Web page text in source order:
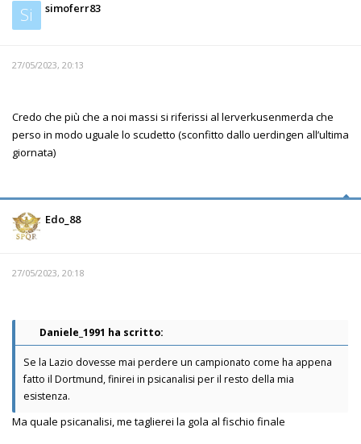
Si simoferr83
27/05/2023, 20:13
Credo che più che a noi massi si riferissi al lerverkusenmerda che
perso in modo uguale lo scudetto (sconfitto dallo uerdingen all’ultima
giornata)
Edo_88
27/05/2023, 20:18
Daniele_1991 ha scritto:
Se la Lazio dovesse mai perdere un campionato come ha appena
fatto il Dortmund, finirei in psicanalisi per il resto della mia
esistenza.
Ma quale psicanalisi, me taglierei la gola al fischio finale